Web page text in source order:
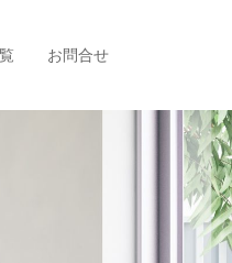
お問合せ